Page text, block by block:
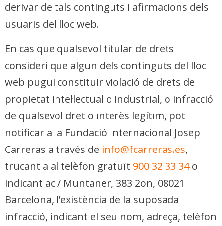
derivar de tals continguts i afirmacions dels
usuaris del lloc web.
En cas que qualsevol titular de drets
consideri que algun dels continguts del lloc
web pugui constituir violació de drets de
propietat intel·lectual o industrial, o infracció
de qualsevol dret o interès legítim, pot
notificar a la Fundació Internacional Josep
Carreras a través de info@fcarreras.es,
trucant a al telèfon gratuït 900 32 33 34o
indicant ac / Muntaner, 383 2on, 08021
Barcelona, ​​l’existència de la suposada
infracció, indicant el seu nom, adreça, telèfon